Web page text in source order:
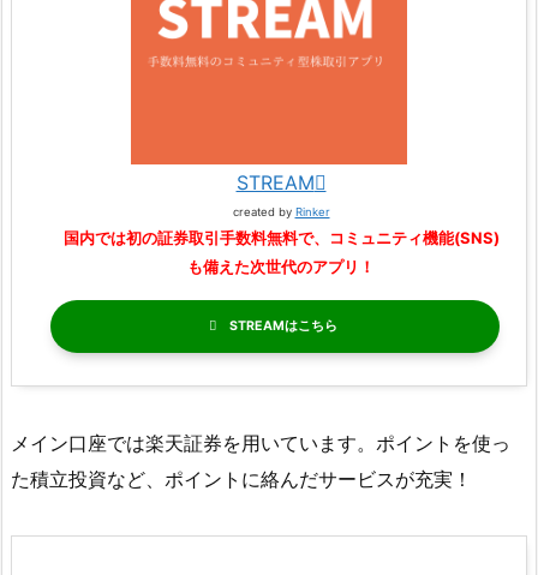
STREAM
created by Rinker
国内では初の証券取引手数料無料で、コミュニティ機能(SNS)
も備えた次世代のアプリ！
STREAM
メイン口座では楽天証券を用いています。ポイントを使っ
た積立投資など、ポイントに絡んだサービスが充実！